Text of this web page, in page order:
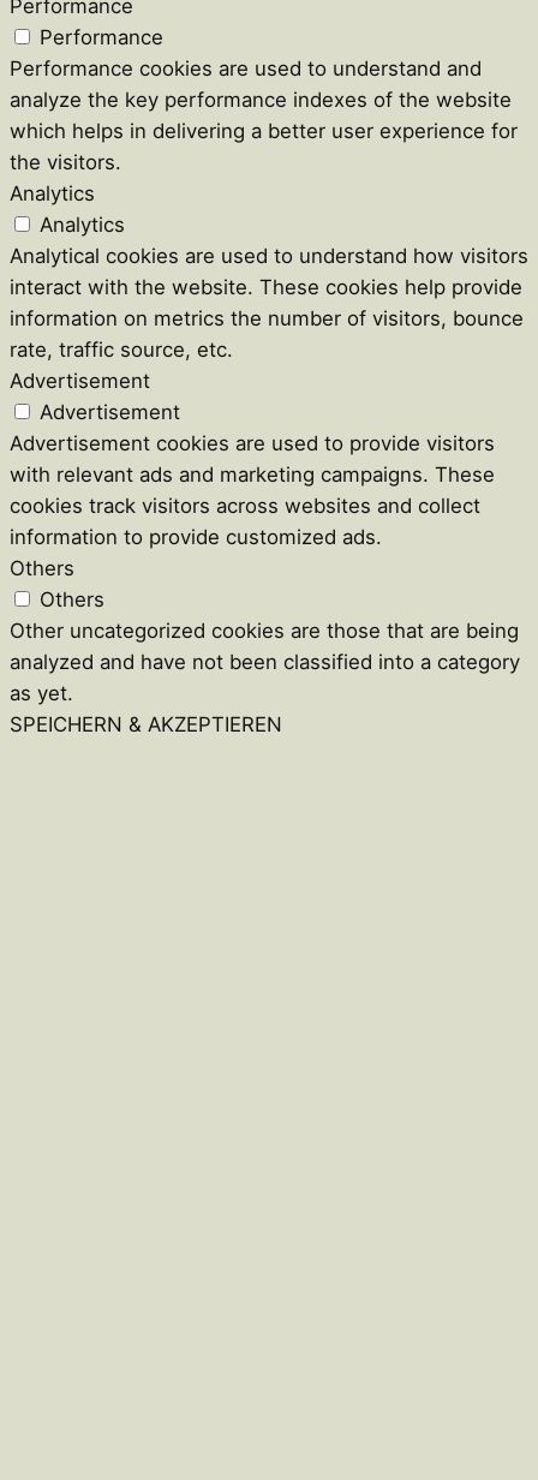
Performance
Performance
Performance cookies are used to understand and
analyze the key performance indexes of the website
which helps in delivering a better user experience for
the visitors.
Analytics
Analytics
Analytical cookies are used to understand how visitors
interact with the website. These cookies help provide
information on metrics the number of visitors, bounce
rate, traffic source, etc.
Advertisement
Advertisement
Advertisement cookies are used to provide visitors
with relevant ads and marketing campaigns. These
cookies track visitors across websites and collect
information to provide customized ads.
Others
Others
Other uncategorized cookies are those that are being
analyzed and have not been classified into a category
as yet.
SPEICHERN & AKZEPTIEREN